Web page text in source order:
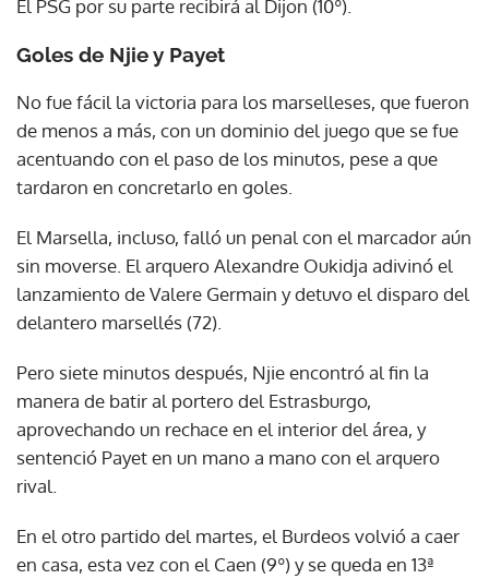
El PSG por su parte recibirá al Dijon (10º).
Goles de Njie y Payet
No fue fácil la victoria para los marselleses, que fueron
de menos a más, con un dominio del juego que se fue
acentuando con el paso de los minutos, pese a que
tardaron en concretarlo en goles.
El Marsella, incluso, falló un penal con el marcador aún
sin moverse. El arquero Alexandre Oukidja adivinó el
lanzamiento de Valere Germain y detuvo el disparo del
delantero marsellés (72).
Pero siete minutos después, Njie encontró al fin la
manera de batir al portero del Estrasburgo,
aprovechando un rechace en el interior del área, y
sentenció Payet en un mano a mano con el arquero
rival.
En el otro partido del martes, el Burdeos volvió a caer
en casa, esta vez con el Caen (9º) y se queda en 13ª